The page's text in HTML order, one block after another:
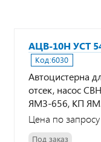
АЦВ-10Н УСТ
Код:6030
Автоцистерна
отсек, насос
ЯМЗ-656, КП
Цена по запросу
Под заказ